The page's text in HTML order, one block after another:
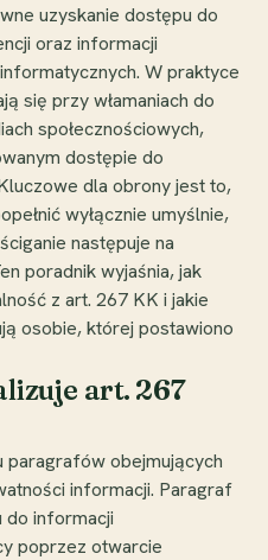
uzyskanie dostępu do
oraz informacji
W praktyce
się przy włamaniach do
społecznościowych,
dostępie do
dla obrony jest to,
wyłącznie umyślnie,
następuje na
poradnik wyjaśnia, jak
z art. 267 KK i jakie
osobie, której postawiono
art. 267
paragrafów obejmujących
informacji. Paragraf
do informacji
poprzez otwarcie